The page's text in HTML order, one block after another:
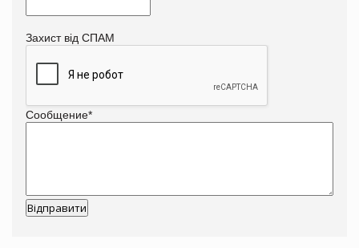
Захист від СПАМ
Сообщение*